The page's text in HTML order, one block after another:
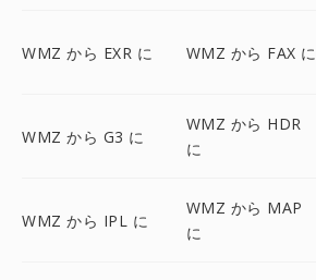
WMZ から EXR に WMZ から FAX に
WMZ から G3 に
WMZ から HDR
に
WMZ から IPL に
WMZ から MAP
に